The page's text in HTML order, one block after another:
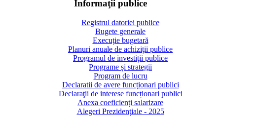
Informaţii publice
Registrul datoriei publice
Bugete generale
Execuție bugetară
Planuri anuale de achiziții publice
Programul de investiții publice
Programe și strategii
Program de lucru
Declaratii de avere funcționari publici
Declaraţii de interese funcționari publici
Anexa coeficienți salarizare
Alegeri Prezidențiale - 2025